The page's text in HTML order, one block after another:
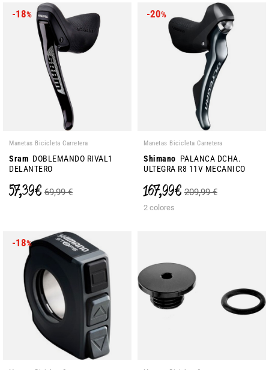
-18%
Manetas Bicicleta Carretera
Sram DOBLEMANDO RIVAL1
DELANTERO
57,39 € 69,99 €
-20%
Manetas Bicicleta Carretera
Shimano PALANCA DCHA.
ULTEGRA R8 11V MECANICO
167,99 € 209,99 €
2 colores
-18%